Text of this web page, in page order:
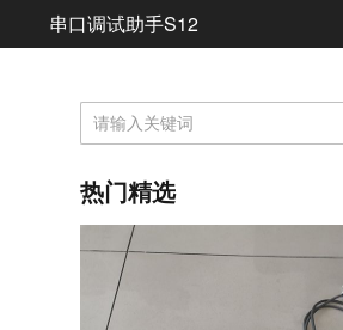
串口调试助手S12
热门精选